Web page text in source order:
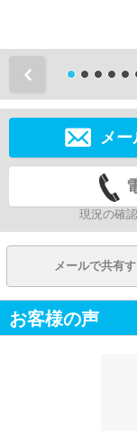
メー
現況の確
メールで共有
お客様の声